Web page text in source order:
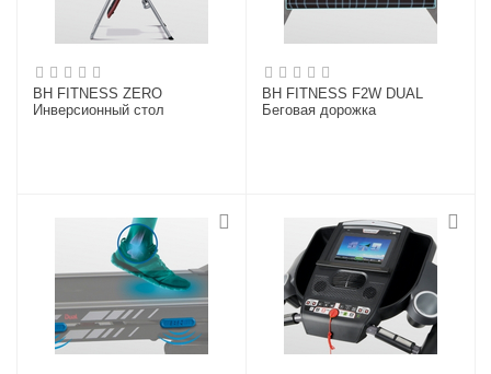
BH FITNESS ZERO
Инверсионный стол
BH FITNESS F2W DUAL
Беговая дорожка